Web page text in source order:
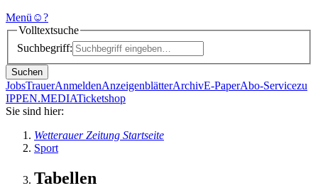
Menü ☺?
Volltextsuche
Suchbegriff:
Suchen
JobsTrauerAnmeldenAnzeigenblätterArchivE-PaperAbo-Servicezu
IPPEN.MEDIATicketshop
Sie sind hier:
Wetterauer Zeitung Startseite
Sport
Tabellen